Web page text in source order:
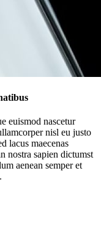
euismod nascetur
nisl eu justo
lacus maecenas
nostra sapien dictumst
aenean semper et